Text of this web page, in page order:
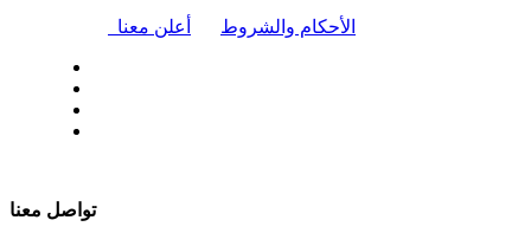
أعلن معنا الأحكام والشروط
تواصل معنا